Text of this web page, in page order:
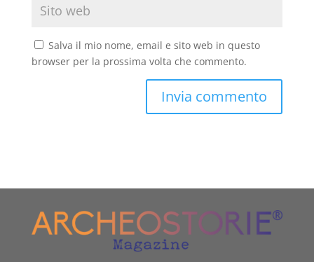
Salva il mio nome, email e sito web in questo
browser per la prossima volta che commento.